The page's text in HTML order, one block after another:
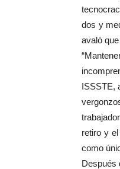
dos y
avaló
ISSSTE,
retiro y
como
Después